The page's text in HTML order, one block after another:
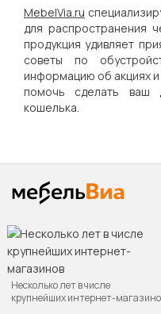
MebelVia.ru
для распространения
продукция удивляет
советы по
информацию об акциях и
помочь сделать
кошелька.
Несколько лет в числе
крупнейших интернет-